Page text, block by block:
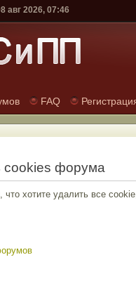
авг 2026, 07:46
FAQ
cookies форума
что хотите удалить все